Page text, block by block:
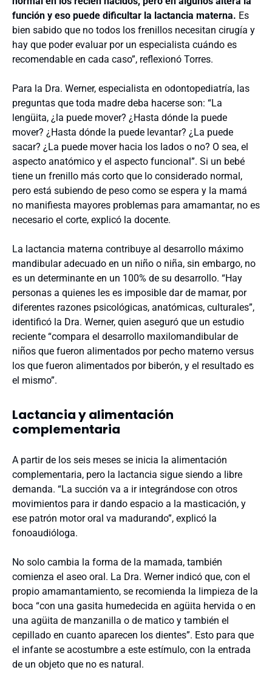
función y eso puede dificultar la lactancia materna. Es
bien sabido que no todos los frenillos necesitan cirugía y
hay que poder evaluar por un especialista cuándo es
recomendable en cada caso”, reflexionó Torres.
Para la Dra. Werner, especialista en odontopediatría, las
preguntas que toda madre deba hacerse son: “La
lengüita, ¿la puede mover? ¿Hasta dónde la puede
mover? ¿Hasta dónde la puede levantar? ¿La puede
sacar? ¿La puede mover hacia los lados o no? O sea, el
aspecto anatómico y el aspecto funcional”. Si un bebé
tiene un frenillo más corto que lo considerado normal,
pero está subiendo de peso como se espera y la mamá
no manifiesta mayores problemas para amamantar, no es
necesario el corte, explicó la docente.
La lactancia materna contribuye al desarrollo máximo
mandibular adecuado en un niño o niña, sin embargo, no
es un determinante en un 100% de su desarrollo. “Hay
personas a quienes les es imposible dar de mamar, por
diferentes razones psicológicas, anatómicas, culturales”,
identificó la Dra. Werner, quien aseguró que un estudio
reciente “compara el desarrollo maxilomandibular de
niños que fueron alimentados por pecho materno versus
los que fueron alimentados por biberón, y el resultado es
el mismo”.
Lactancia y alimentación
complementaria
A partir de los seis meses se inicia la alimentación
complementaria, pero la lactancia sigue siendo a libre
demanda. “La succión va a ir integrándose con otros
movimientos para ir dando espacio a la masticación, y
ese patrón motor oral va madurando”, explicó la
fonoaudióloga.
No solo cambia la forma de la mamada, también
comienza el aseo oral. La Dra. Werner indicó que, con el
propio amamantamiento, se recomienda la limpieza de la
boca “con una gasita humedecida en agüita hervida o en
una agüita de manzanilla o de matico y también el
cepillado en cuanto aparecen los dientes”. Esto para que
el infante se acostumbre a este estímulo, con la entrada
de un objeto que no es natural.